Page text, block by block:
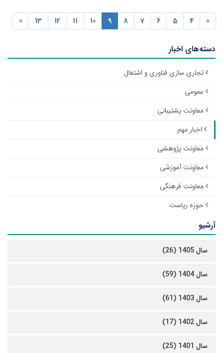
«
4
5
6
7
8
9
10
11
12
13
»
دسته‌های اخبار
تجاری سازی فناوری و اشتغال
عمومی
معاونت پشتیبانی
اخبار مهم
معاونت پژوهشی
معاونت آموزشی
معاونت فرهنگی
حوزه ریاست
آرشیو
سال 1405 (26)
سال 1404 (59)
سال 1403 (61)
سال 1402 (17)
سال 1401 (25)